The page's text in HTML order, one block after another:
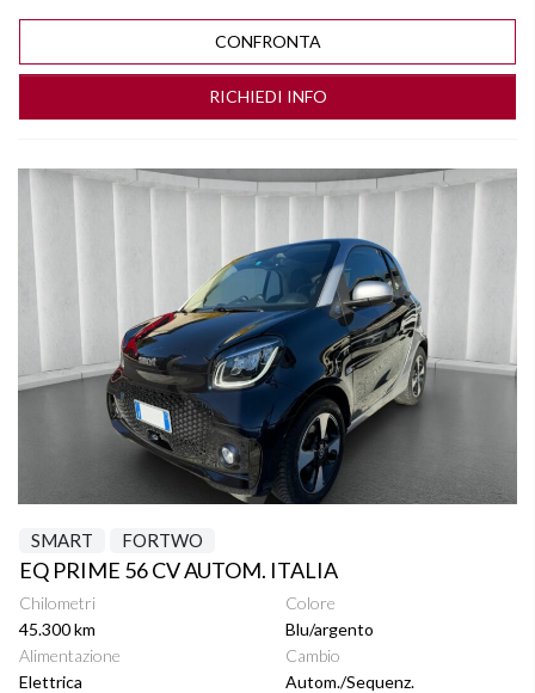
CONFRONTA
RICHIEDI INFO
Vedi dettagli
SMART FORTWO
EQ PRIME 56 CV AUTOM. ITALIA
Chilometri
45.300 km
Colore
Blu/argento
Alimentazione
Elettrica
Cambio
Autom./Sequenz.